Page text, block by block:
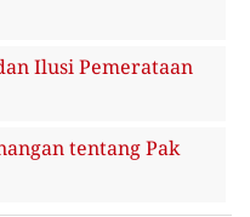
Ilusi Pemerataan
tentang Pak